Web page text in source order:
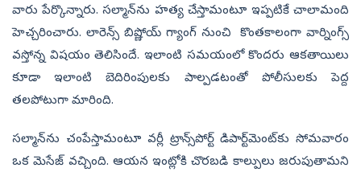
వారు పేర్కొన్నారు. సల్మాన్‌ను హత్య చేస్తామంటూ ఇప్పటికే చాలామంది
హెచ్చరించారు. లారెన్స్‌ బిష్ణోయ్‌ గ్యాంగ్‌ నుంచి కొంతకాలంగా వార్నింగ్స్‌
వస్తోన్న విషయం తెలిసిందే. ఇలాంటి సమయంలో కొందరు ఆకతాయిలు
కూడా ఇలాంటి బెదిరింపులకు పాల్పడటంతో పోలీసులకు పెద్ద
తలపోటుగా మారింది.
సల్మాన్‌ను చంపేస్తామంటూ వర్లీ ట్రాన్స్‌పోర్ట్‌ డిపార్ట్‌మెంట్‌కు సోమవారం
ఒక మెసేజ్‌ వచ్చింది. ఆయన ఇంట్లోకి చొరబడి కాల్పులు జరుపుతామని